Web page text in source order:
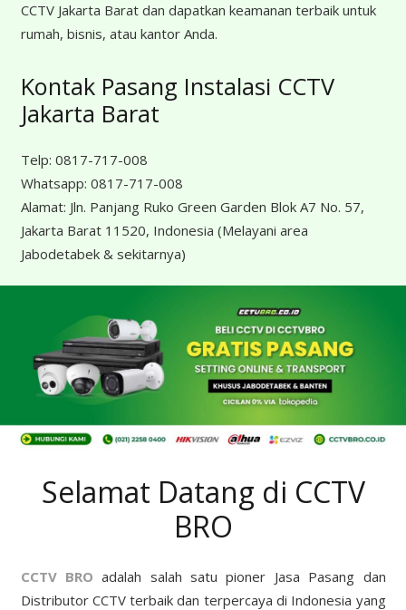
CCTV Jakarta Barat dan dapatkan keamanan terbaik untuk
rumah, bisnis, atau kantor Anda.
Kontak Pasang Instalasi CCTV
Jakarta Barat
Telp: 0817-717-008
Whatsapp: 0817-717-008
Alamat: Jln. Panjang Ruko Green Garden Blok A7 No. 57,
Jakarta Barat 11520, Indonesia (Melayani area
Jabodetabek & sekitarnya)
Selamat Datang di CCTV
BRO
CCTV BRO adalah salah satu pioner Jasa Pasang dan
Distributor CCTV terbaik dan terpercaya di Indonesia yang